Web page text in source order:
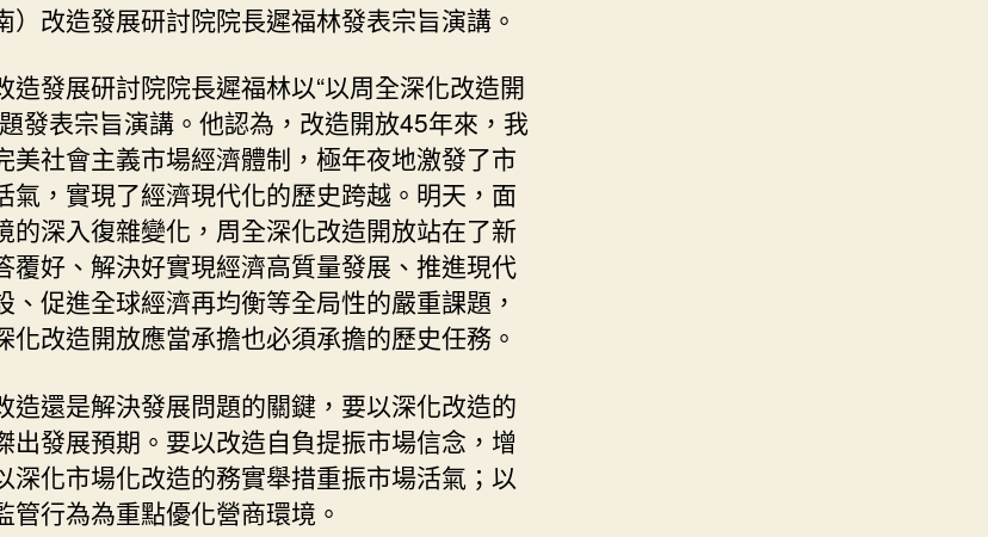
）改造發展研討院院長遲福林發表宗旨演講。
造發展研討院院長遲福林以“以周全深化改造開
發表宗旨演講。他認為，改造開放45年來，我
美社會主義市場經濟體制，極年夜地激發了市
氣，實現了經濟現代化的歷史跨越。明天，面
的深入復雜變化，周全深化改造開放站在了新
覆好、解決好實現經濟高質量發展、推進現代
、促進全球經濟再均衡等全局性的嚴重課題，
化改造開放應當承擔也必須承擔的歷史任務。
造還是解決發展問題的關鍵，要以深化改造的
出發展預期。要以改造自負提振市場信念，增
深化市場化改造的務實舉措重振市場活氣；以
管行為為重點優化營商環境。